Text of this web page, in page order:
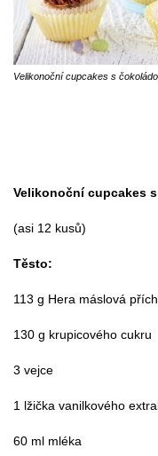
Velikonoční cupcakes s
Velikonoční cupcakes
(asi 12 kusů)
Těsto:
113 g Hera máslová
130 g krupicového cukru
3 vejce
1 lžička vanilkového
60 ml mléka